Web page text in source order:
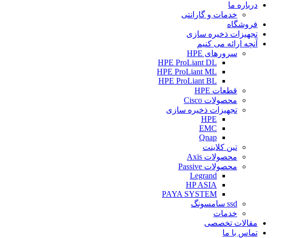
درباره ما
خدمات و گارانتی
فروشگاه
تجهیزات ذخیره سازی
آنچه ارائه می کنیم
سرورهای HPE
HPE ProLiant DL
HPE ProLiant ML
HPE ProLiant BL
قطعات HPE
محصولات Cisco
تجهیزات ذخیره سازی
HPE
EMC
Qnap
تین کلاینت
محصولات Axis
محصولات Passive
Legrand
HP ASIA
PAYA SYSTEM
ssd سامسونگ
خدمات
مقالات تخصصی
تماس با ما